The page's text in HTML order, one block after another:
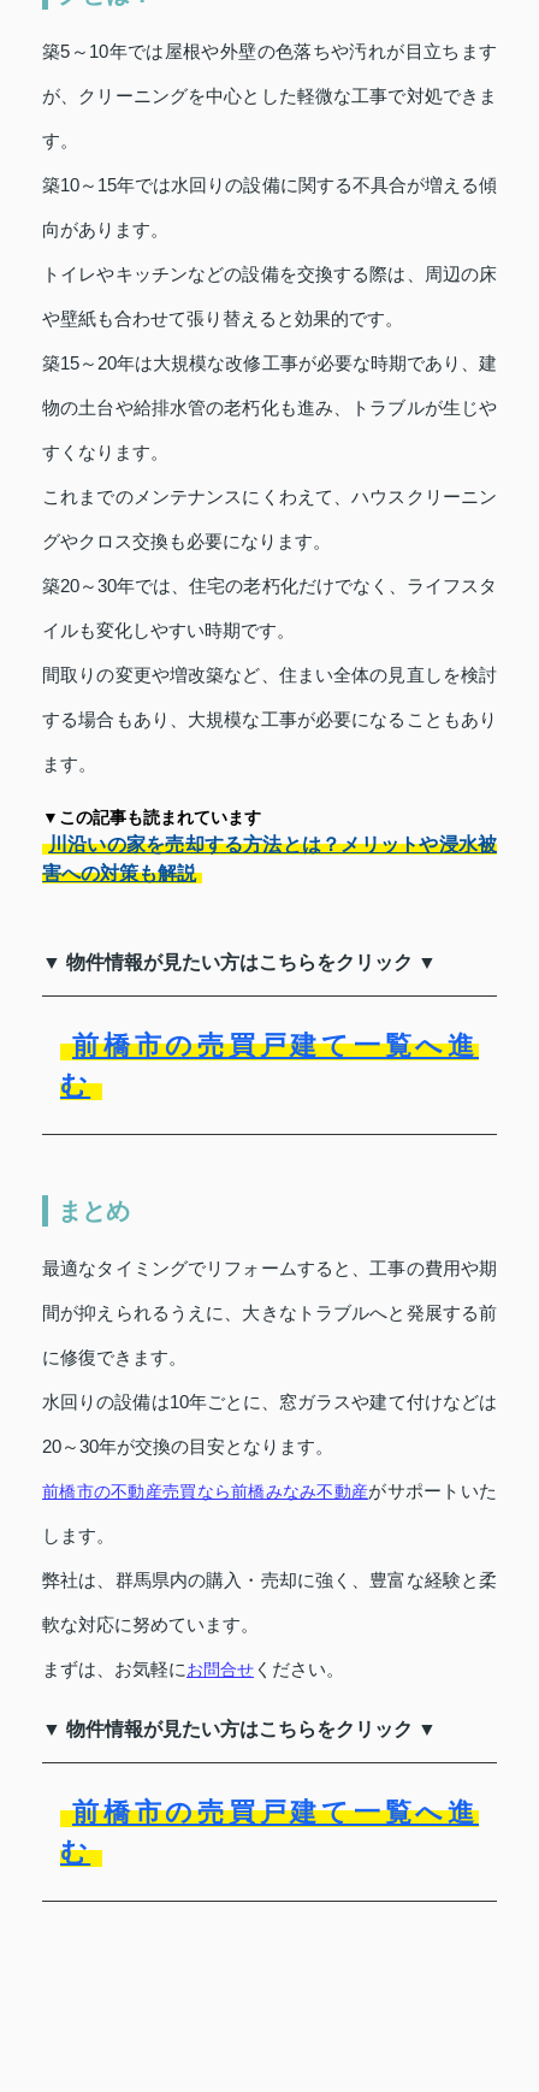
築5～10年では屋根や外壁の色落ちや汚れが目立ちます
が、クリーニングを中心とした軽微な工事で対処できま
す。
築10～15年では水回りの設備に関する不具合が増える傾
向があります。
トイレやキッチンなどの設備を交換する際は、周辺の床
や壁紙も合わせて張り替えると効果的です。
築15～20年は大規模な改修工事が必要な時期であり、建
物の土台や給排水管の老朽化も進み、トラブルが生じや
すくなります。
これまでのメンテナンスにくわえて、ハウスクリーニン
グやクロス交換も必要になります。
築20～30年では、住宅の老朽化だけでなく、ライフスタ
イルも変化しやすい時期です。
間取りの変更や増改築など、住まい全体の見直しを検討
する場合もあり、大規模な工事が必要になることもあり
ます。
▼この記事も読まれています
川沿いの家を売却する方法とは？メリットや浸水被
害への対策も解説
▼ 物件情報が見たい方はこちらをクリック ▼
前橋市の売買戸建て一覧へ進
む
まとめ
最適なタイミングでリフォームすると、工事の費用や期
間が抑えられるうえに、大きなトラブルへと発展する前
に修復できます。
水回りの設備は10年ごとに、窓ガラスや建て付けなどは
20～30年が交換の目安となります。
前橋市の不動産売買なら前橋みなみ不動産がサポートいた
します。
弊社は、群馬県内の購入・売却に強く、豊富な経験と柔
軟な対応に努めています。
まずは、お気軽にお問合せ ください。
▼ 物件情報が見たい方はこちらをクリック ▼
前橋市の売買戸建て一覧へ進
む